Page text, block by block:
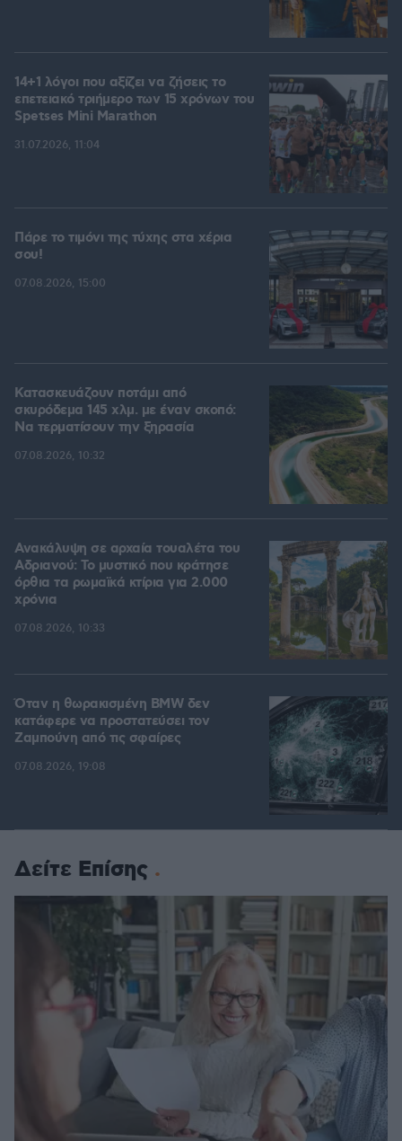
14+1 λόγοι που αξίζει να ζήσεις το
επετειακό τριήμερο των 15 χρόνων του
Spetses Mini Marathon
31.07.2026, 11:04
Πάρε το τιμόνι της τύχης στα χέρια
σου!
07.08.2026, 15:00
Κατασκευάζουν ποτάμι από
σκυρόδεμα 145 χλμ. με έναν σκοπό:
Να τερματίσουν την ξηρασία
07.08.2026, 10:32
Ανακάλυψη σε αρχαία τουαλέτα του
Αδριανού: Το μυστικό που κράτησε
όρθια τα ρωμαϊκά κτίρια για 2.000
χρόνια
07.08.2026, 10:33
Όταν η θωρακισμένη BMW δεν
κατάφερε να προστατεύσει τον
Ζαμπούνη από τις σφαίρες
07.08.2026, 19:08
Δείτε Επίσης